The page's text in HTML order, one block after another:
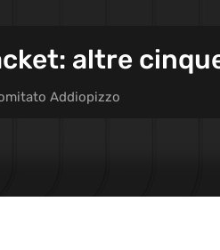
altre
Addiopizzo